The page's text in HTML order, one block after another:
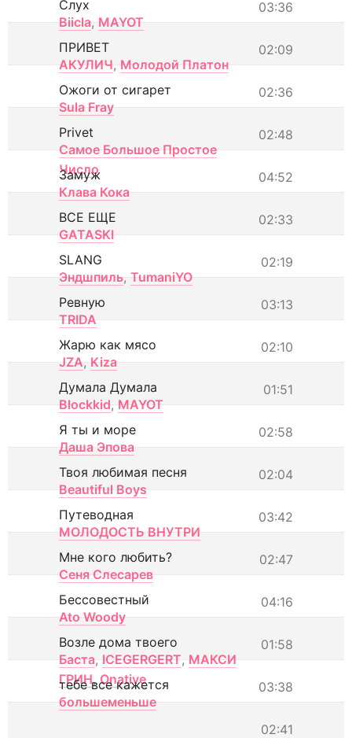
03:36
Слух
Biicla, MAYOT
02:09
ПРИВЕТ
АКУЛИЧ, Молодой Платон
02:36
Ожоги от сигарет
Sula Fray
02:48
Privet
Самое Большое Простое
Число
04:52
Замуж
Клава Кока
02:33
ВСЕ ЕЩЕ
GATASKI
02:19
SLANG
Эндшпиль, TumaniYO
03:13
Ревную
TRIDA
02:10
Жарю как мясо
JZA, Kiza
01:51
Думала Думала
Blockkid, MAYOT
02:58
Я ты и море
Даша Эпова
02:04
Твоя любимая песня
Beautiful Boys
03:42
Путеводная
МОЛОДОСТЬ ВНУТРИ
02:47
Мне кого любить?
Сеня Слесарев
04:16
Бессовестный
Ato Woody
01:58
Возле дома твоего
Баста, ICEGERGERT, МАКСИ
ГРИН, Onative 03:38
тебе все кажется
большеменьше
02:41